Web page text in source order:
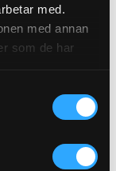
med.
med annan
som de har
242.00
Köp